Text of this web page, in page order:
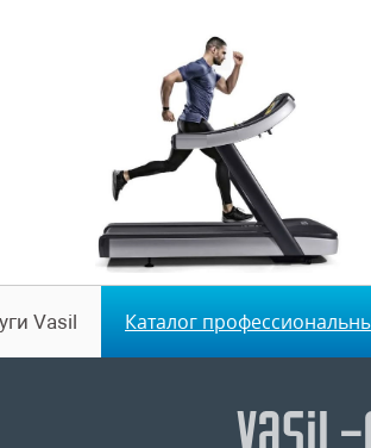
Vasil Каталог
Vasil-